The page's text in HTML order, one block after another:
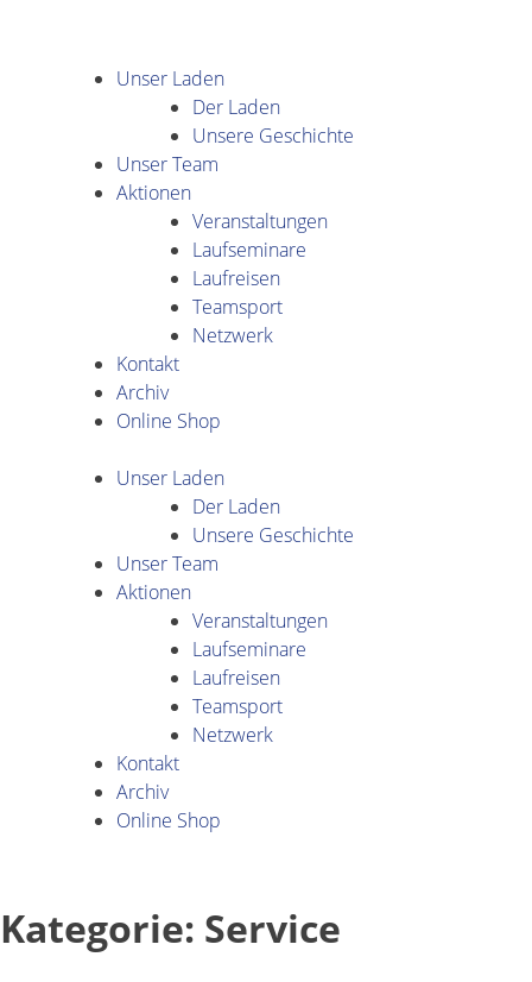
Unser Laden
Der Laden
Unsere Geschichte
Unser Team
Aktionen
Veranstaltungen
Laufseminare
Laufreisen
Teamsport
Netzwerk
Kontakt
Archiv
Online Shop
Unser Laden
Der Laden
Unsere Geschichte
Unser Team
Aktionen
Veranstaltungen
Laufseminare
Laufreisen
Teamsport
Netzwerk
Kontakt
Archiv
Online Shop
Kategorie: Service